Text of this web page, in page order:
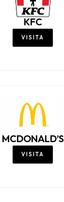
KFC
VISITA
MCDONALD’S
VISITA